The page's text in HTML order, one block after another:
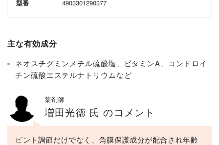
型番 4903301290377
主な有効成分
ネオスチグミンメチル硫酸塩、ビタミンA、コンドロイ
チン硫酸エステルナトリウムなど
薬剤師
増田光徳 氏 のコメント
ピント調節だけでなく、角膜保護成分が配合され年齢